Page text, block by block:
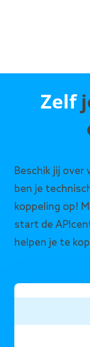
Zelf
Beschik jij over
ben je
koppeling op!
start de
helpen je te